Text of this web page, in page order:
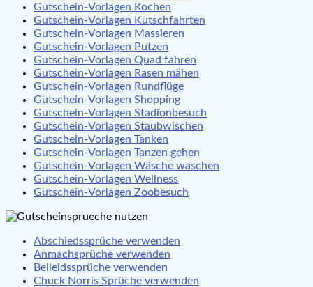
Gutschein-Vorlagen Kochen
Gutschein-Vorlagen Kutschfahrten
Gutschein-Vorlagen Massieren
Gutschein-Vorlagen Putzen
Gutschein-Vorlagen Quad fahren
Gutschein-Vorlagen Rasen mähen
Gutschein-Vorlagen Rundflüge
Gutschein-Vorlagen Shopping
Gutschein-Vorlagen Stadionbesuch
Gutschein-Vorlagen Staubwischen
Gutschein-Vorlagen Tanken
Gutschein-Vorlagen Tanzen gehen
Gutschein-Vorlagen Wäsche waschen
Gutschein-Vorlagen Wellness
Gutschein-Vorlagen Zoobesuch
Abschiedssprüche verwenden
Anmachsprüche verwenden
Beileidssprüche verwenden
Chuck Norris Sprüche verwenden